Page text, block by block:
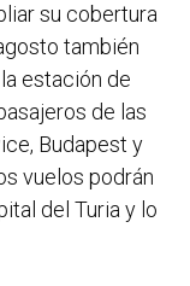
su cobertura
también
estación de
de las
Budapest y
vuelos podrán
del Turia y lo